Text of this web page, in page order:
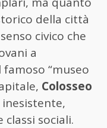
della città
civico che
a
“museo
Colosseo
sociali.